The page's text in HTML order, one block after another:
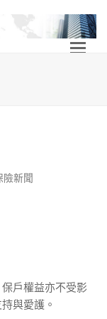
險新聞
戶權益亦不受影
與愛護。